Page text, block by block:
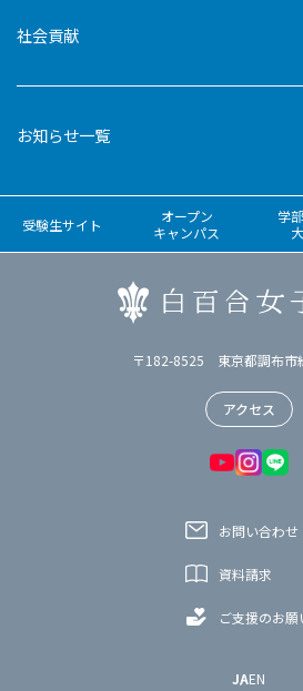
社会貢献
お知らせ一覧
受験生サイト
オープン
キャンパス
学
〒182-8525 東京都調布市
アクセス
お問い合わせ
資料請求
ご支援のお願
JAEN